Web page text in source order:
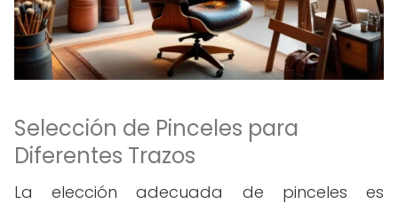
Selección de Pinceles para
Diferentes Trazos
La elección adecuada de pinceles es